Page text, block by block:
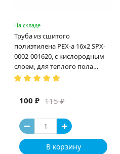
На складе
Труба из сшитого
полиэтилена PEX-a 16х2 SPX-
0002-001620, с кислородным
слоем, для теплого пола
(Испания)
115 ₽
100 ₽
В корзину